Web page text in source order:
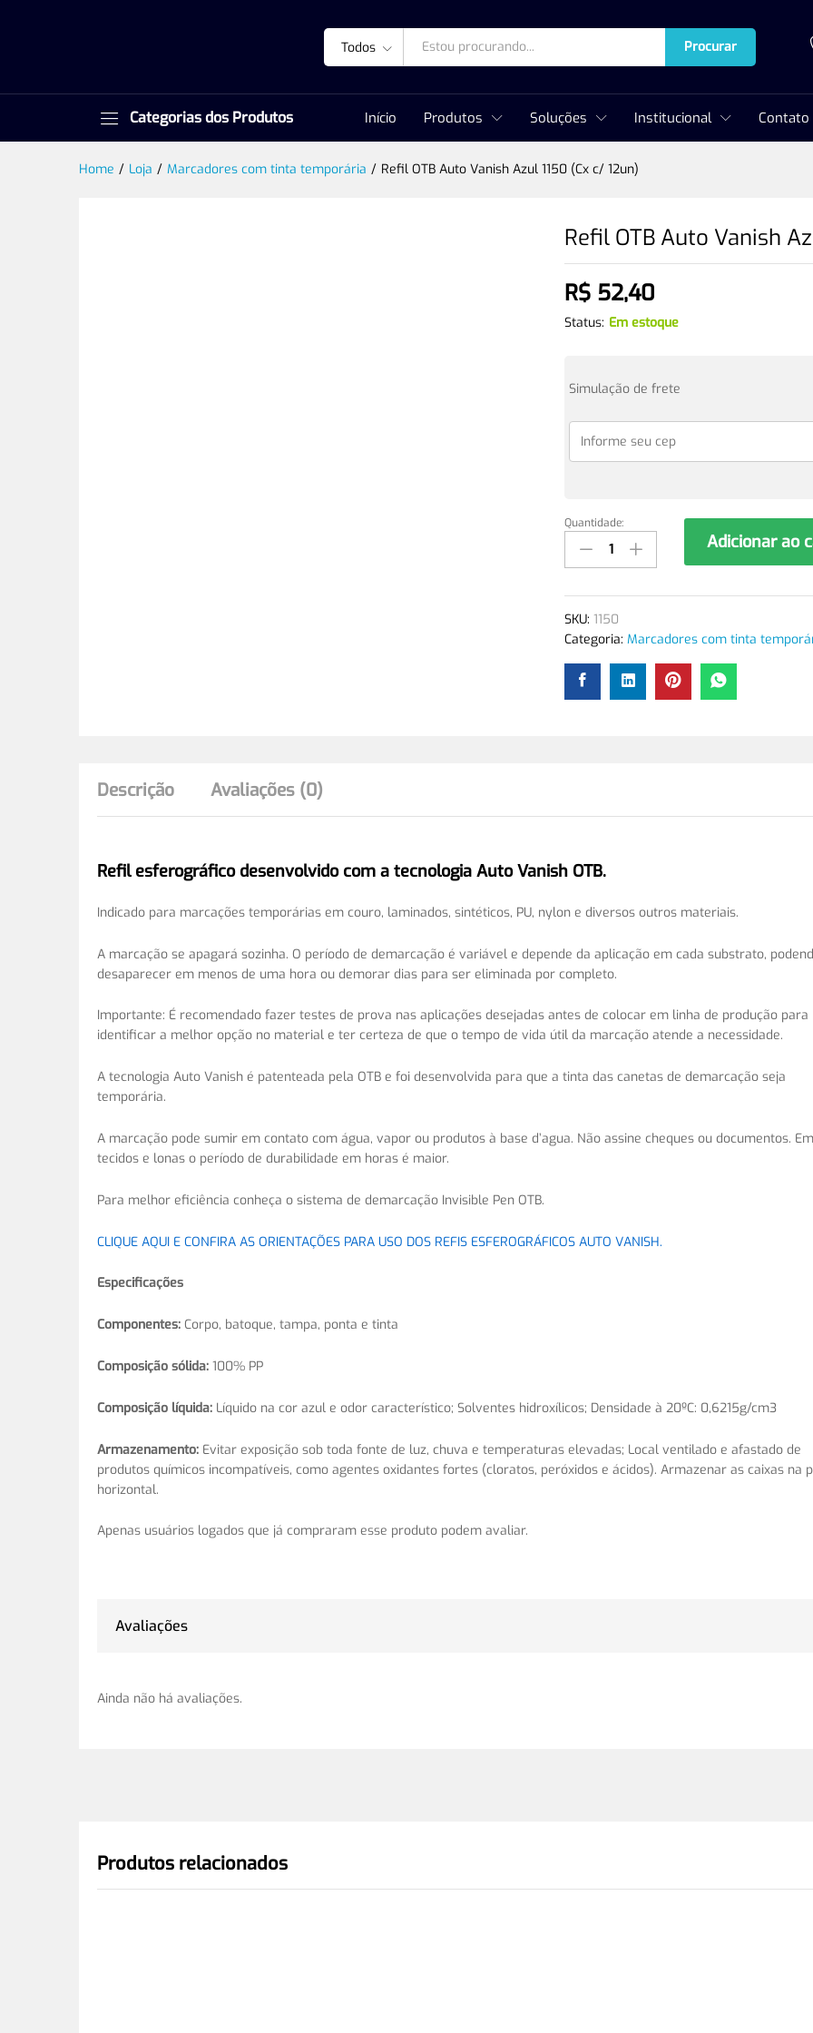
Todos Procurar
Categorias dos Produtos Início Produtos Soluções Institucional Contato
Home / Loja / Marcadores com tinta temporária / Refil OTB Auto Vanish Azul 1150 (Cx c/ 12un)
Refil OTB Auto Vanish
R$ 52,40
Status: Em estoque
Simulação de frete
Refil
OTB
Auto
1150
(Cx
c/
12un)
quantidade
Quantidade:
Adicionar ao
SKU: 1150
Categoria:Marcadores com tinta
Descrição Avaliações (0)
Refil esferográfico desenvolvido com a tecnologia Auto Vanish OTB.
Indicado para marcações temporárias em couro, laminados, sintéticos, PU, nylon e diversos outros materiais.
A marcação se apagará sozinha. O período de demarcação é variável e depende da aplicação em cada substrato,
desaparecer em menos de uma hora ou demorar dias para ser eliminada por completo.
Importante: É recomendado fazer testes de prova nas aplicações desejadas antes de colocar em linha de produção para
identificar a melhor opção no material e ter certeza de que o tempo de vida útil da marcação atende a necessidade.
A tecnologia Auto Vanish é patenteada pela OTB e foi desenvolvida para que a tinta das canetas de demarcação seja
temporária.
A marcação pode sumir em contato com água, vapor ou produtos à base d’agua. Não assine cheques ou documentos. Em
tecidos e lonas o período de durabilidade em horas é maior.
Para melhor eficiência conheça o sistema de demarcação Invisible Pen OTB.
CLIQUE AQUI E CONFIRA AS ORIENTAÇÕES PARA USO DOS REFIS ESFEROGRÁFICOS AUTO VANISH.
Especificações
Componentes: Corpo, batoque, tampa, ponta e tinta
Composição sólida: 100% PP
Composição líquida: Líquido na cor azul e odor característico; Solventes hidroxílicos; Densidade à 20ºC: 0,6215g/cm3
Armazenamento: Evitar exposição sob toda fonte de luz, chuva e temperaturas elevadas; Local ventilado e afastado de
produtos químicos incompatíveis, como agentes oxidantes fortes (cloratos, peróxidos e ácidos). Armazenar as caixas na
horizontal.
Apenas usuários logados que já compraram esse produto podem avaliar.
Avaliações
Ainda não há avaliações.
Produtos relacionados